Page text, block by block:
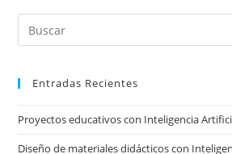
Entradas Recientes
Proyectos educativos con Inteligencia
Diseño de materiales didácticos con